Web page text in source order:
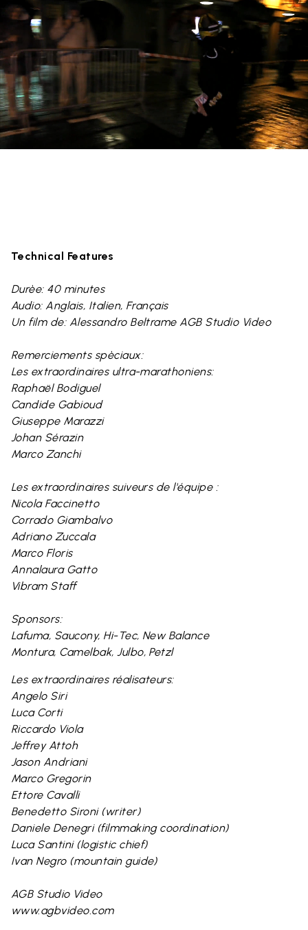
Technical Features
Durèe: 40 minutes
Audio: Anglais, Italien, Français
Un film de: Alessandro Beltrame AGB Studio Video
Remerciements spèciaux:
Les extraordinaires ultra-marathoniens:
Raphaël Bodiguel
Candide Gabioud
Giuseppe Marazzi
Johan Sérazin
Marco Zanchi
Les extraordinaires suiveurs de l'équipe :
Nicola Faccinetto
Corrado Giambalvo
Adriano Zuccala
Marco Floris
Annalaura Gatto
Vibram Staff
Sponsors:
Lafuma, Saucony, Hi-Tec, New Balance
Montura, Camelbak, Julbo, Petzl
Les extraordinaires réalisateurs:
Angelo Siri
Luca Corti
Riccardo Viola
Jeffrey Attoh
Jason Andriani
Marco Gregorin
Ettore Cavalli
Benedetto Sironi (writer)
Daniele Denegri (filmmaking coordination)
Luca Santini (logistic chief)
Ivan Negro (mountain guide)
AGB Studio Video
www.agbvideo.com